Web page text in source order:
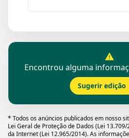
Encontrou alguma
Sugerir edição
* Todos os anúncios publicados em nosso
Lei Geral de Proteção de Dados (Lei
da Internet (Lei 12.965/2014). As